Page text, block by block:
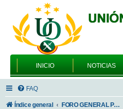
INICIO NOTICIAS
FAQ
Índice general FORO GENERAL PARA TODOS LOS USUARIOS